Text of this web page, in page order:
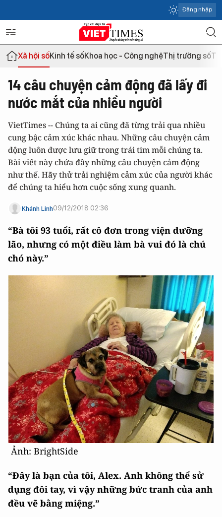
Đăng nhập
Xã hội sốKinh tế sốKhoa học - Công nghệThị trường số
14 câu chuyện cảm động đã lấy đi
nước mắt của nhiều người
VietTimes -- Chúng ta ai cũng đã từng trải qua nhiều
cung bậc cảm xúc khác nhau. Những câu chuyện cảm
động luôn được lưu giữ trong trái tim mỗi chúng ta.
Bài viết này chứa đầy những câu chuyện cảm động
như thế. Hãy thử trải nghiệm cảm xúc của người khác
để chúng ta hiểu hơn cuộc sống xung quanh.
Khánh Linh09/12/2018 02:36
“Bà tôi 93 tuổi, rất cô đơn trong viện dưỡng
lão, nhưng có một điều làm bà vui đó là chú
chó này.”
Ảnh: BrightSide
“Đây là bạn của tôi, Alex. Anh không thể sử
dụng đôi tay, vì vậy những bức tranh của anh
đều vẽ bằng miệng.”